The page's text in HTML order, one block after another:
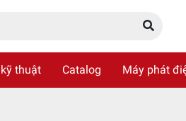
thuật Catalog Máy phát